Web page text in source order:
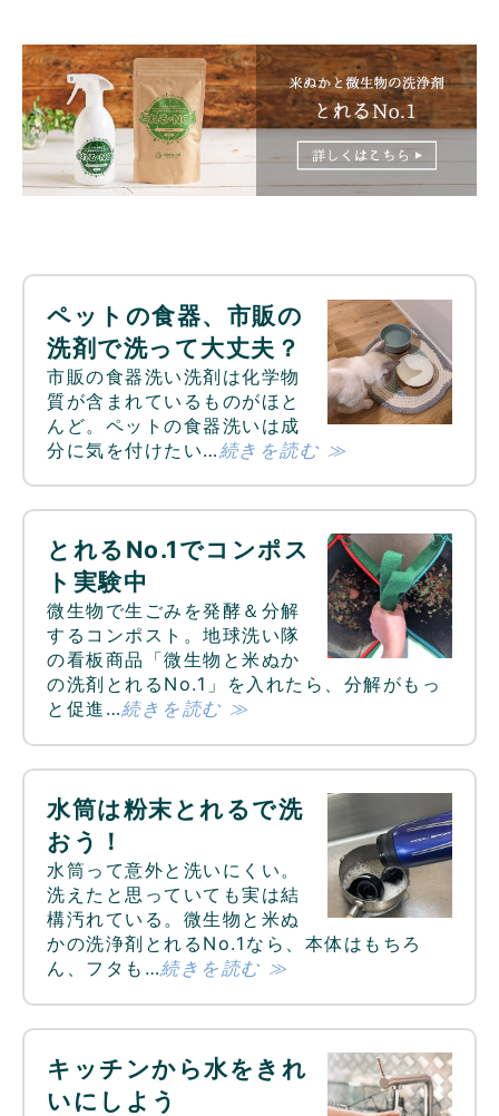
ペットの食器、市販の
洗剤で洗って大丈夫？
市販の食器洗い洗剤は化学物
質が含まれているものがほと
んど。ペットの食器洗いは成
分に気を付けたい… 続きを読む ≫
とれるNo.1でコンポス
ト実験中
微生物で生ごみを発酵＆分解
するコンポスト。地球洗い隊
の看板商品「微生物と米ぬか
の洗剤とれるNo.1」を入れたら、分解がもっ
と促進…続きを読む ≫
水筒は粉末とれるで洗
おう！
水筒って意外と洗いにくい。
洗えたと思っていても実は結
構汚れている。微生物と米ぬ
かの洗浄剤とれるNo.1なら、本体はもちろ
ん、フタも…続きを読む ≫
キッチンから水をきれ
いにしよう